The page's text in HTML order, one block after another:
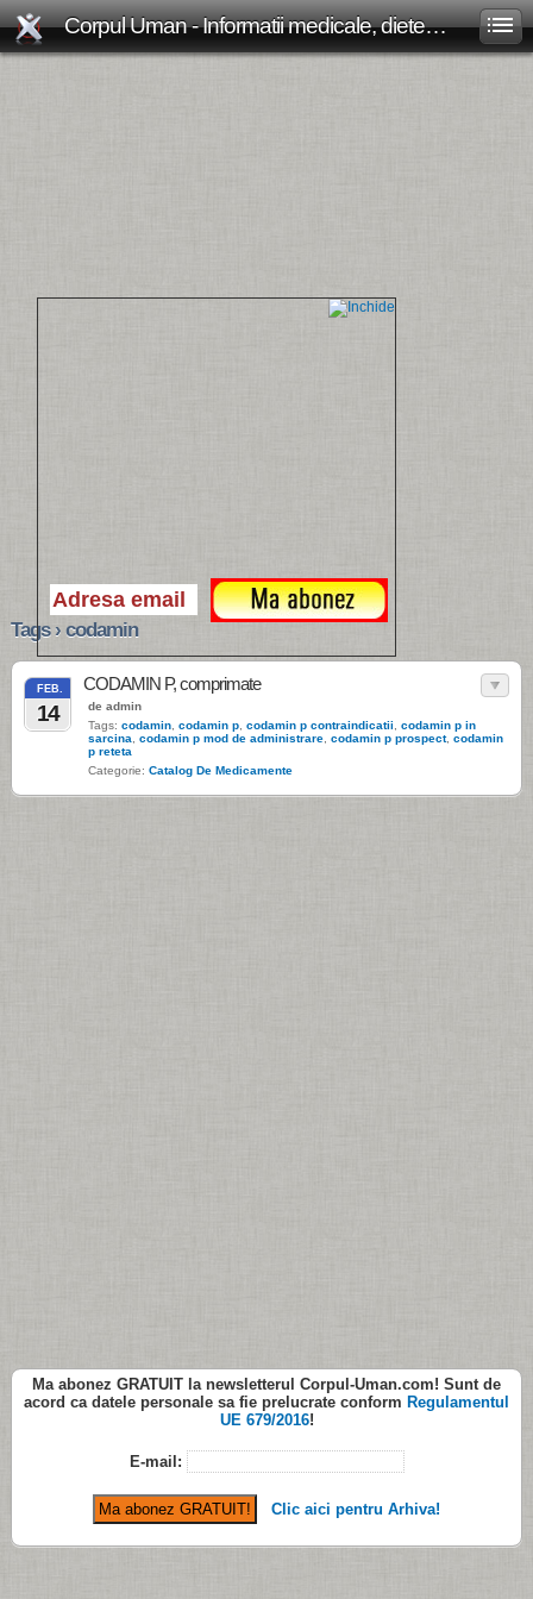
Corpul Uman - Informatii medicale, diete de slabit, boli si afectiuni
Tags › codamin
FEB.
14
CODAMIN P, comprimate
de admin
Tags: codamin codamin p codamin p contraindicatii
codamin p in
sarcina
codamin p mod de administrare codamin p prospect, codamin
p reteta
Categorie: Catalog De Medicamente
Ma abonez GRATUIT la newsletterul Corpul-Uman.com! Sunt de
acord ca datele personale sa fie prelucrate conform Regulamentul
UE 679/2016!
E-mail:
Clic aici pentru Arhiva!